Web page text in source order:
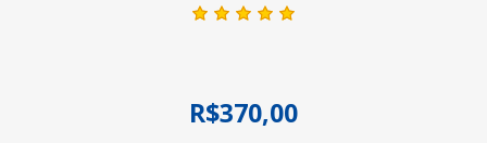
R$370,00